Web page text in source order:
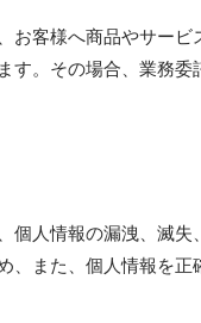
お客様へ商品やサー
す。その場合、業務委
個人情報の漏洩、滅
、また、個人情報を